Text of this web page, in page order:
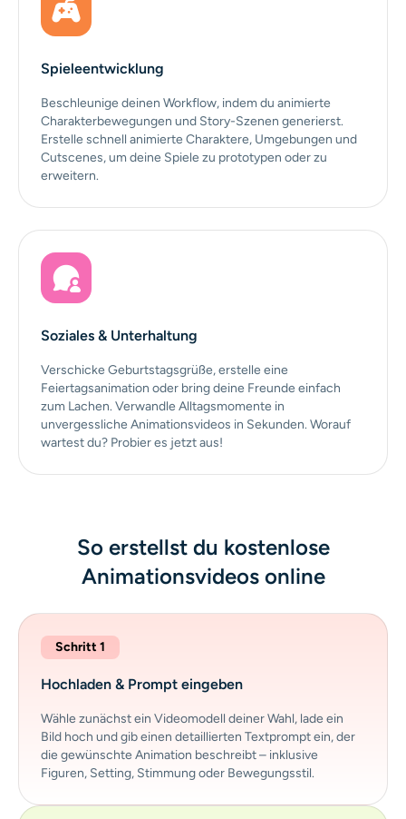
Spieleentwicklung
Beschleunige deinen Workflow, indem du animierte
Charakterbewegungen und Story-Szenen generierst.
Erstelle schnell animierte Charaktere, Umgebungen und
Cutscenes, um deine Spiele zu prototypen oder zu
erweitern.
Soziales & Unterhaltung
Verschicke Geburtstagsgrüße, erstelle eine
Feiertagsanimation oder bring deine Freunde einfach
zum Lachen. Verwandle Alltagsmomente in
unvergessliche Animationsvideos in Sekunden. Worauf
wartest du? Probier es jetzt aus!
So erstellst du kostenlose
Animationsvideos online
Schritt 1
Hochladen & Prompt eingeben
Wähle zunächst ein Videomodell deiner Wahl, lade ein
Bild hoch und gib einen detaillierten Textprompt ein, der
die gewünschte Animation beschreibt – inklusive
Figuren, Setting, Stimmung oder Bewegungsstil.